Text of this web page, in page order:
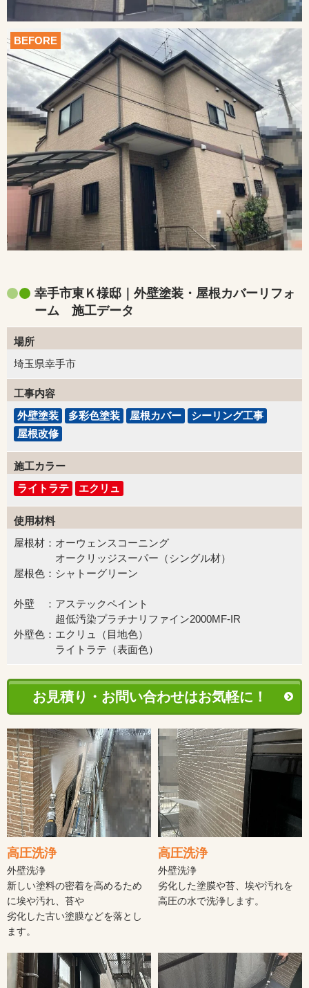
BEFORE
幸手市東Ｋ様邸｜外壁塗装・屋根カバーリフォ
ーム 施工データ
場所
埼玉県幸手市
工事内容
外壁塗装
多彩色塗装 屋根カバー
シーリング工事
屋根改修
施工カラー
ライトラテ
エクリュ
使用材料
屋根材：オーウェンスコーニング
オークリッジスーパー（シングル材）
屋根色：シャトーグリーン
外壁 ：アステックペイント
超低汚染プラチナリファイン2000MF-IR
外壁色：エクリュ（目地色）
ライトラテ（表面色）
お見積り・お問い合わせはお気軽に！
高圧洗浄
外壁洗浄
新しい塗料の密着を高めるため
に埃や汚れ、苔や
劣化した古い塗膜などを落とし
ます。
高圧洗浄
外壁洗浄
劣化した塗膜や苔、埃や汚れを
高圧の水で洗浄します。